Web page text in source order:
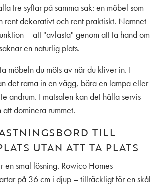
tre syftar på samma sak: en möbel som
rent dekorativt och rent praktiskt. Namnet
– att "avlasta" genom att ta hand om
en naturlig plats.
möbeln du möts av när du kliver in. I
det rama in en vägg, bära en lampa eller
andrum. I matsalen kan det hålla servis
dominera rummet.
TILL
UTAN ATT TA PLATS
en smal lösning. Rowico Homes
på 36 cm i djup – tillräckligt för en skål